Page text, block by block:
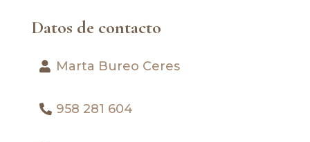
Datos de contacto
Marta Bureo Ceres
958 281 604